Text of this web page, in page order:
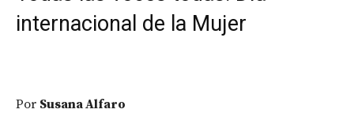
internacional de la Mujer
Por Susana Alfaro